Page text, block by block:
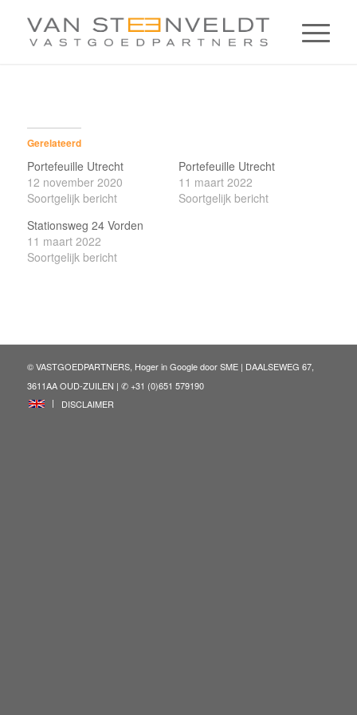
Gerelateerd
Portefeuille Utrecht
12 november 2020
Soortgelijk bericht
Portefeuille Utrecht
11 maart 2022
Soortgelijk bericht
Stationsweg 24 Vorden
11 maart 2022
Soortgelijk bericht
© VASTGOEDPARTNERS, Hoger in Google doorSME| DAALSEWEG 67,
3611AA OUD-ZUILEN | ✆ +31 (0)651 579190
ENG
DISCLAIMER